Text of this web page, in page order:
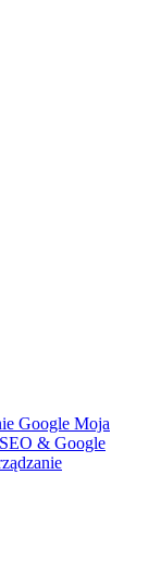
Google Moja
& Google